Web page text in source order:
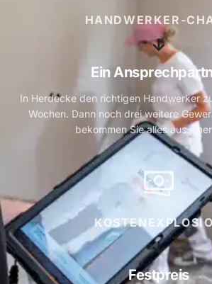
HANDWERKER-
↓
Ein
In Herdecke den richtigen Handwerker
Wochen. Dann noch drei weitere
bekommen Sie alles aus
↓
Festpreis